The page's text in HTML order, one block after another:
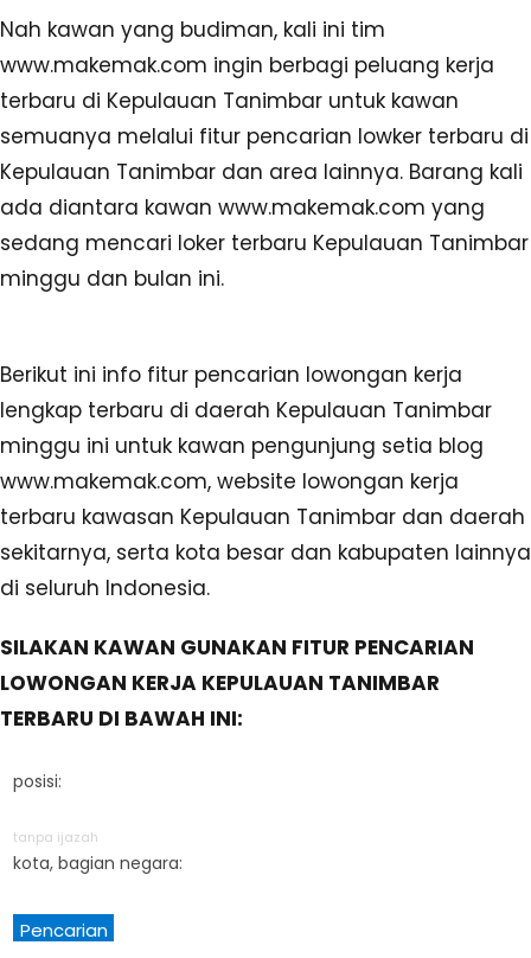
Nah kawan yang budiman, kali ini tim
www.makemak.com ingin berbagi peluang kerja
terbaru di Kepulauan Tanimbar untuk kawan
semuanya melalui fitur pencarian lowker terbaru di
Kepulauan Tanimbar dan area lainnya. Barang kali
ada diantara kawan www.makemak.com yang
sedang mencari loker terbaru Kepulauan Tanimbar
minggu dan bulan ini.
Berikut ini info fitur pencarian lowongan kerja
lengkap terbaru di daerah Kepulauan Tanimbar
minggu ini untuk kawan pengunjung setia blog
www.makemak.com, website lowongan kerja
terbaru kawasan Kepulauan Tanimbar dan daerah
sekitarnya, serta kota besar dan kabupaten lainnya
di seluruh Indonesia.
SILAKAN KAWAN GUNAKAN FITUR PENCARIAN
LOWONGAN KERJA KEPULAUAN TANIMBAR
TERBARU DI BAWAH INI:
posisi:
tanpa ijazah
kota, bagian negara:
Pencarian